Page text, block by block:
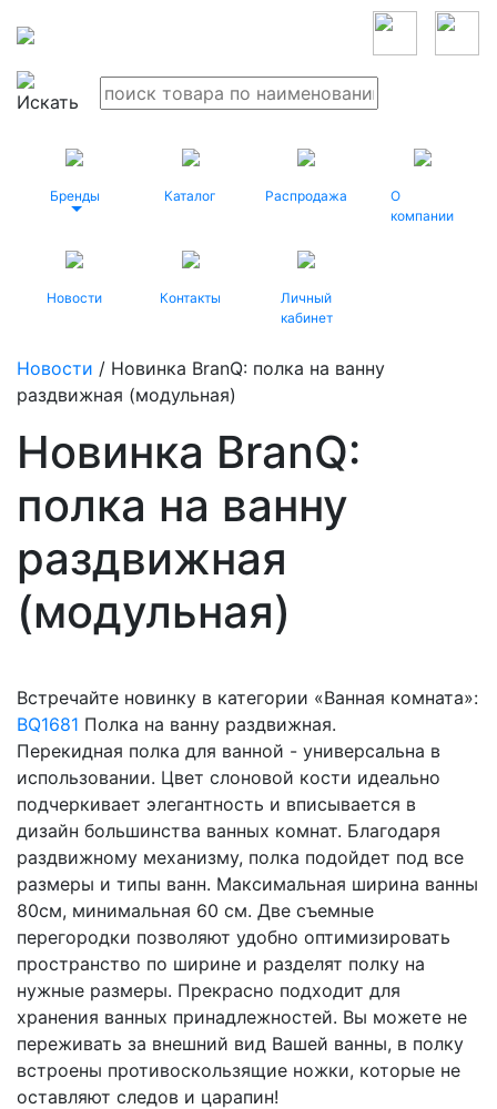
Бренды Каталог Распродажа
О
компании
Новости Контакты
Личный
кабинет
Новости / Новинка BranQ: полка на ванну
раздвижная (модульная)
Новинка BranQ:
полка на ванну
раздвижная
(модульная)
Встречайте новинку в категории «Ванная комната»:
BQ1681 Полка на ванну раздвижная.
Перекидная полка для ванной - универсальна в
использовании. Цвет слоновой кости идеально
подчеркивает элегантность и вписывается в
дизайн большинства ванных комнат. Благодаря
раздвижному механизму, полка подойдет под все
размеры и типы ванн. Максимальная ширина ванны
80см, минимальная 60 см. Две съемные
перегородки позволяют удобно оптимизировать
пространство по ширине и разделят полку на
нужные размеры. Прекрасно подходит для
хранения ванных принадлежностей. Вы можете не
переживать за внешний вид Вашей ванны, в полку
встроены противоскользящие ножки, которые не
оставляют следов и царапин!